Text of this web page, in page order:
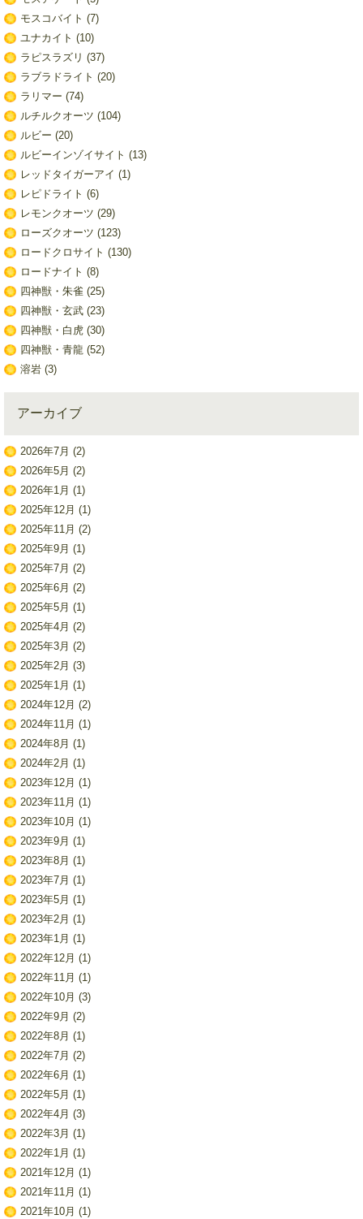
モスコバイト (7)
ユナカイト (10)
ラピスラズリ (37)
ラブラドライト (20)
ラリマー (74)
ルチルクオーツ (104)
ルビー (20)
ルビーインゾイサイト (13)
レッドタイガーアイ (1)
レピドライト (6)
レモンクオーツ (29)
ローズクオーツ (123)
ロードクロサイト (130)
ロードナイト (8)
四神獣・朱雀 (25)
四神獣・玄武(23)
四神獣・白虎(30)
四神獣・青龍(52)
溶岩(3)
アーカイブ
2026年7月 (2)
2026年5月 (2)
2026年1月 (1)
2025年12月 (1)
2025年11月 (2)
2025年9月 (1)
2025年7月 (2)
2025年6月 (2)
2025年5月 (1)
2025年4月 (2)
2025年3月 (2)
2025年2月 (3)
2025年1月 (1)
2024年12月 (2)
2024年11月 (1)
2024年8月 (1)
2024年2月 (1)
2023年12月 (1)
2023年11月 (1)
2023年10月 (1)
2023年9月 (1)
2023年8月 (1)
2023年7月 (1)
2023年5月 (1)
2023年2月 (1)
2023年1月 (1)
2022年12月 (1)
2022年11月 (1)
2022年10月 (3)
2022年9月 (2)
2022年8月 (1)
2022年7月 (2)
2022年6月 (1)
2022年5月 (1)
2022年4月 (3)
2022年3月 (1)
2022年1月 (1)
2021年12月 (1)
2021年11月 (1)
2021年10月 (1)